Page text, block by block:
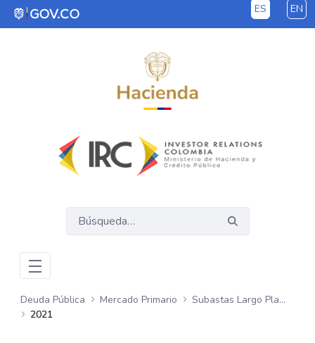
Saltar al contenido principal ES EN
Deuda Pública Mercado Primario
Subastas Largo Plazo - COP
2021